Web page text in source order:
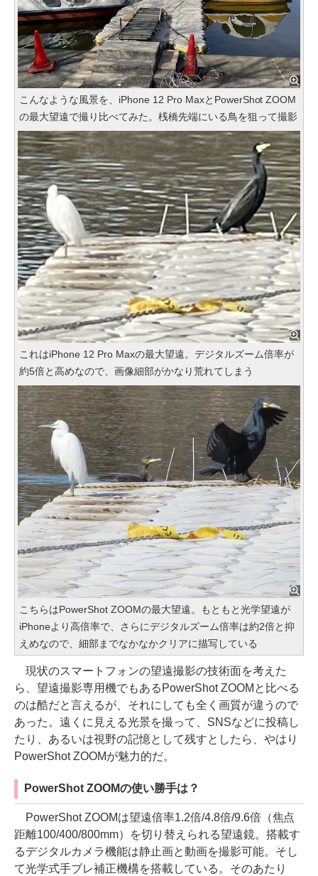
こんなような風景を、iPhone 12 Pro MaxとPowerShot ZOOM
の最大望遠で撮り比べてみた。桟橋先端にいる鳥を狙って撮影
これはiPhone 12 Pro Maxの最大望遠。デジタルズーム倍率が
約5倍と高めなので、画像細部がかなり荒れてしまう
こちらはPowerShot ZOOMの最大望遠。もともと光学望遠が
iPhoneより高倍率で、さらにデジタルズーム倍率は約2倍と抑
えめなので、細部までなかなかクリアに描写している
現状のスマートフォンの望遠撮影の技術面を考えた
ら、望遠撮影専用機でもあるPowerShot ZOOMと比べる
のは酷だと言えるが、それにしても全く画質が違うので
あった。遠くに見える光景を撮って、SNSなどに投稿し
たり、あるいは視野の記憶として残すとしたら、やはり
PowerShot ZOOMが魅力的だ。
PowerShot ZOOMの使い勝手は？
PowerShot ZOOMは望遠倍率1.2倍/4.8倍/9.6倍（焦点
距離100/400/800mm）を切り替えられる望遠鏡。搭載す
るデジタルカメラ機能は静止画と動画を撮影可能。そし
て光学式手ブレ補正機構を搭載している。そのあたり